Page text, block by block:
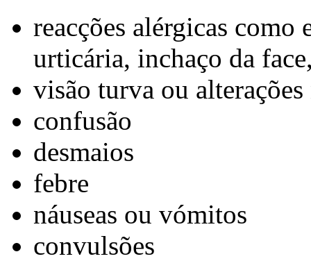
reacções alérgicas como
urticária, inchaço da
visão turva ou
confusão
desmaios
febre
náuseas ou vómitos
convulsões